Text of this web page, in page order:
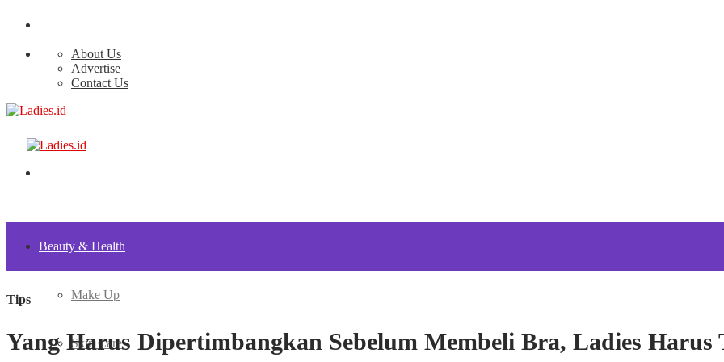
About Us
Advertise
Contact Us
Beauty & Health
Make Up
Skin Care
Tips
Yang Harus Dipertimbangkan Sebelum Membeli Bra, Ladies Harus